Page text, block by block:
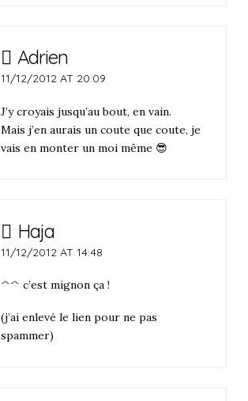
Adrien
11/12/2012 AT 20:09
J’y croyais jusqu’au bout, en vain.
Mais j’en aurais un coute que coute, je
vais en monter un moi même 😎
Haja
11/12/2012 AT 14:48
^^ c’est mignon ça !
(j’ai enlevé le lien pour ne pas
spammer)